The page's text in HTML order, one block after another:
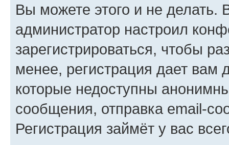
Вы можете этого и не делать.
администратор настроил
зарегистрироваться, чтобы
менее, регистрация дает вам
которые недоступны
сообщения, отправка email-
Регистрация займёт у вас